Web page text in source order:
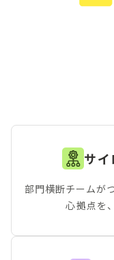
サ
部門横断チームが
心拠点を